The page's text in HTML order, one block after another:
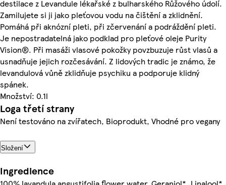
destilace z Levandule lékařské z bulharského Růžového údolí.
Zamilujete si ji jako pleťovou vodu na čištění a zklidnění.
Pomáhá při aknózní pleti, při zčervenání a podráždění pleti.
Je nepostradatelná jako podklad pro pleťové oleje Purity
Vision®. Při masáži vlasové pokožky povzbuzuje růst vlasů a
usnadňuje jejich rozčesávání. Z lidových tradic je známo, že
levandulová vůně zklidňuje psychiku a podporuje klidný
spánek.
Množství: 0.1l
Loga třetí strany
Není testováno na zvířatech, Bioprodukt, Vhodné pro vegany
Složení
Ingredience